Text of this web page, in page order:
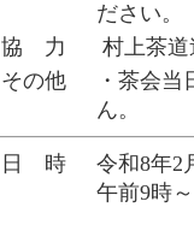
ださい。
協 力
村上茶道
その他
・茶会
ん。
日 時
令和8年2
午前9時